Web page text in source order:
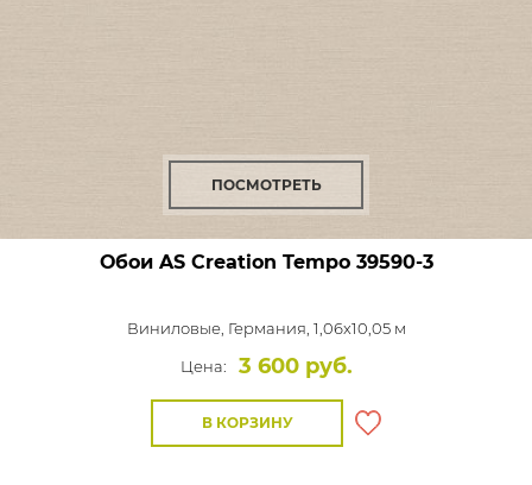
ПОСМОТРЕТЬ
Обои AS Creation Tempo39590-3
Виниловые, Германия, 1,06x10,05 м
Цена:
3 600 руб.
В КОРЗИНУ